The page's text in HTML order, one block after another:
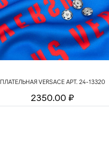
ПЛАТЕЛЬНАЯ VERSACE АРТ. 24-13320
2350.00 ₽